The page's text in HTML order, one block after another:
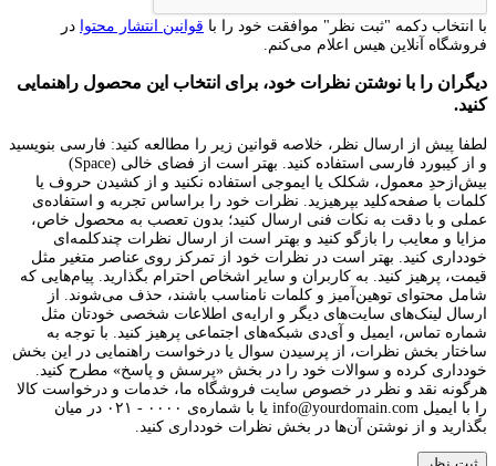
با انتخاب دکمه "ثبت نظر" موافقت خود را با قوانین انتشار محتوا در
فروشگاه آنلاین هیس اعلام می‌کنم.
دیگران را با نوشتن نظرات خود، برای انتخاب این محصول راهنمایی
کنید.
لطفا پیش از ارسال نظر، خلاصه قوانین زیر را مطالعه کنید: فارسی بنویسید
و از کیبورد فارسی استفاده کنید. بهتر است از فضای خالی (Space)
بیش‌از‌حدِ معمول، شکلک یا ایموجی استفاده نکنید و از کشیدن حروف یا
کلمات با صفحه‌کلید بپرهیزید. نظرات خود را براساس تجربه و استفاده‌ی
عملی و با دقت به نکات فنی ارسال کنید؛ بدون تعصب به محصول خاص،
مزایا و معایب را بازگو کنید و بهتر است از ارسال نظرات چندکلمه‌‌ای
خودداری کنید. بهتر است در نظرات خود از تمرکز روی عناصر متغیر مثل
قیمت، پرهیز کنید. به کاربران و سایر اشخاص احترام بگذارید. پیام‌هایی که
شامل محتوای توهین‌آمیز و کلمات نامناسب باشند، حذف می‌شوند. از
ارسال لینک‌های سایت‌های دیگر و ارایه‌ی اطلاعات شخصی خودتان مثل
شماره تماس، ایمیل و آی‌دی شبکه‌های اجتماعی پرهیز کنید. با توجه به
ساختار بخش نظرات، از پرسیدن سوال یا درخواست راهنمایی در این بخش
خودداری کرده و سوالات خود را در بخش «پرسش و پاسخ» مطرح کنید.
هرگونه نقد و نظر در خصوص سایت فروشگاه ما، خدمات و درخواست کالا
را با ایمیل info@yourdomain.com یا با شماره‌ی ۰۰۰۰ - ۰۲۱ در میان
بگذارید و از نوشتن آن‌ها در بخش نظرات خودداری کنید.